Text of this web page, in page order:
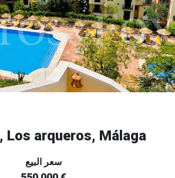
شقة, للبيع, Los arqueros, Málaga
سعر البيع